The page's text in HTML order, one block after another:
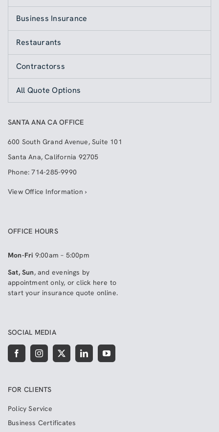
Business Insurance
Restaurants
Contractorss
All Quote Options
SANTA ANA CA OFFICE
600 South Grand Avenue, Suite 101
Santa Ana,California 92705
Phone:714-285-9990
View Office Information ›
OFFICE HOURS
Mon-Fri 9:00am – 5:00pm
Sat, Sun, and evenings by
appointment only, or click here to
start your insurance quote online.
SOCIAL MEDIA
FOR CLIENTS
Policy Service
Business Certificates